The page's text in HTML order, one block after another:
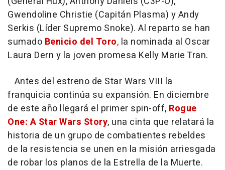
Gwendoline Christie (Capitán Plasma) y Andy
Serkis (Líder Supremo Snoke). Al reparto se han
sumado Benicio del Toro, la nominada al Oscar
Laura Dern y la joven promesa Kelly Marie Tran.
Antes del estreno de Star Wars VIII la
franquicia continúa su expansión. En diciembre
de este año llegará el primer spin-off, Rogue
One: A Star Wars Story, una cinta que relatará la
historia de un grupo de combatientes rebeldes
de la resistencia se unen en la misión arriesgada
de robar los planos de la Estrella de la Muerte.